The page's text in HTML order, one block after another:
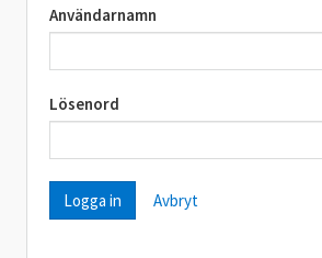
Användarnamn
Lösenord
Avbryt